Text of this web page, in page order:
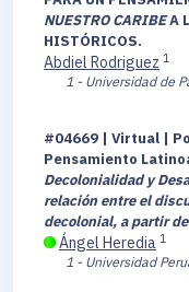
NUESTRO CARIBEA
HISTÓRICOS.
Abdiel Rodriguez 1
1 - Universidad de
#04669 | Virtual |
Pensamiento
Decolonialidad y
relación entre el
decolonial, a partir
Ángel Heredia 1
1 - Universidad